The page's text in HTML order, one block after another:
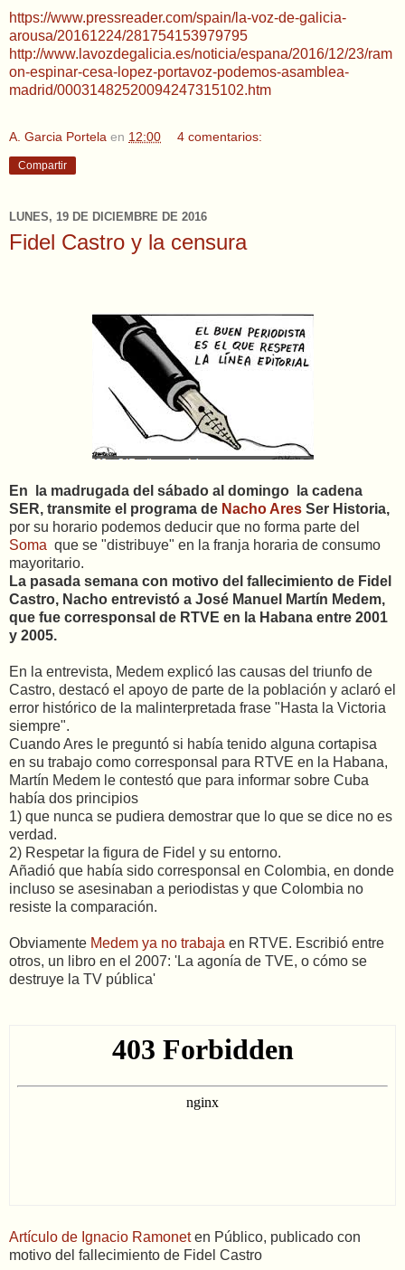
https://www.pressreader.com/spain/la-voz-de-galicia-
arousa/20161224/281754153979795
http://www.lavozdegalicia.es/noticia/espana/2016/12/23/ram
on-espinar-cesa-lopez-portavoz-podemos-asamblea-
madrid/00031482520094247315102.htm
A. Garcia Portela en 12:00 4 comentarios:
Compartir
LUNES, 19 DE DICIEMBRE DE 2016
Fidel Castro y la censura
En la madrugada del sábado al domingo la cadena
SER, transmite el programa de Nacho Ares Ser Historia,
por su horario podemos deducir que no forma parte del
Soma que se "distribuye" en la franja horaria de consumo
mayoritario.
La pasada semana con motivo del fallecimiento de Fidel
Castro, Nacho entrevistó a José Manuel Martín Medem,
que fue corresponsal de RTVE en la Habana entre 2001
y 2005.
En la entrevista, Medem explicó las causas del triunfo de
Castro, destacó el apoyo de parte de la población y aclaró el
error histórico de la malinterpretada frase "Hasta la Victoria
siempre".
Cuando Ares le preguntó si había tenido alguna cortapisa
en su trabajo como corresponsal para RTVE en la Habana,
Martín Medem le contestó que para informar sobre Cuba
había dos principios
1) que nunca se pudiera demostrar que lo que se dice no es
verdad.
2) Respetar la figura de Fidel y su entorno.
Añadió que había sido corresponsal en Colombia, en donde
incluso se asesinaban a periodistas y que Colombia no
resiste la comparación.
Obviamente Medem ya no trabaja en RTVE. Escribió entre
otros, un libro en el 2007: 'La agonía de TVE, o cómo se
destruye la TV pública'
Artículo de Ignacio Ramoneten Público, publicado con
motivo del fallecimiento de Fidel Castro